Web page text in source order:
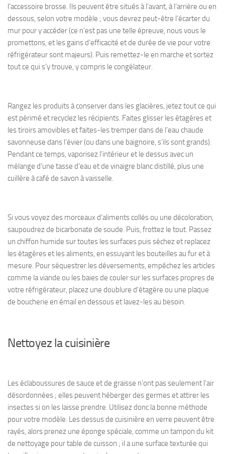
l’accessoire brosse. Ils peuvent être situés à l’avant, à l’arrière ou en
dessous, selon votre modèle ; vous devrez peut-être l’écarter du
mur pour y accéder (ce n’est pas une telle épreuve, nous vous le
promettons, et les gains d’efficacité et de durée de vie pour votre
réfrigérateur sont majeurs). Puis remettez-le en marche et sortez
tout ce qui s’y trouve, y compris le congélateur.
Rangez les produits à conserver dans les glacières, jetez tout ce qui
est périmé et recyclez les récipients. Faites glisser les étagères et
les tiroirs amovibles et faites-les tremper dans de l’eau chaude
savonneuse dans l’évier (ou dans une baignoire, s’ils sont grands).
Pendant ce temps, vaporisez l’intérieur et le dessus avec un
mélange d’une tasse d’eau et de vinaigre blanc distillé, plus une
cuillère à café de savon à vaisselle.
Si vous voyez des morceaux d’aliments collés ou une décoloration,
saupoudrez de bicarbonate de soude. Puis, frottez le tout. Passez
un chiffon humide sur toutes les surfaces puis séchez et replacez
les étagères et les aliments, en essuyant les bouteilles au fur et à
mesure. Pour séquestrer les déversements, empêchez les articles
comme la viande ou les baies de couler sur les surfaces propres de
votre réfrigérateur, placez une doublure d’étagère ou une plaque
de boucherie en émail en dessous et lavez-les au besoin.
Nettoyez la cuisinière
Les éclaboussures de sauce et de graisse n’ont pas seulement l’air
désordonnées ; elles peuvent héberger des germes et attirer les
insectes si on les laisse prendre. Utilisez donc la bonne méthode
pour votre modèle. Les dessus de cuisinière en verre peuvent être
rayés, alors prenez une éponge spéciale, comme un tampon du kit
de nettoyage pour table de cuisson ; il a une surface texturée qui